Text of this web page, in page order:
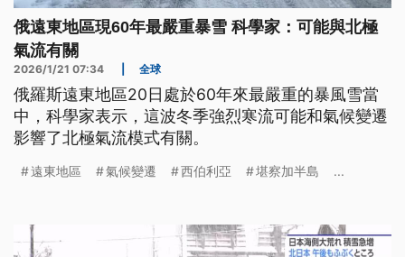
俄遠東地區現60年最嚴重暴雪 科學家：可能與北極
氣流有關
2026/1/21 07:34 全球
俄羅斯遠東地區20日處於60年來最嚴重的暴風雪當
中，科學家表示，這波冬季強烈寒流可能和氣候變遷
影響了北極氣流模式有關。
遠東地區 氣候變遷 西伯利亞 堪察加半島 ...